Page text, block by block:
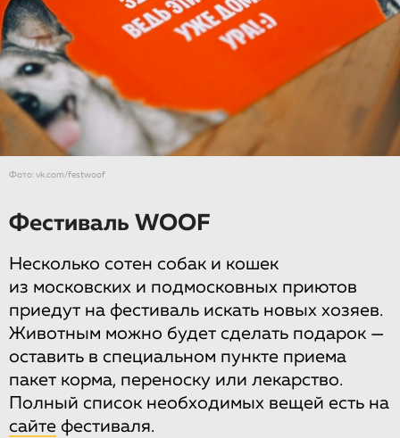
Фото: vk.com/festwoof
Фестиваль WOOF
Несколько сотен собак и кошек
из московских и подмосковных приютов
приедут на фестиваль искать новых хозяев.
Животным можно будет сделать подарок —
оставить в специальном пункте приема
пакет корма, переноску или лекарство.
Полный список необходимых вещей есть на
сайте фестиваля.